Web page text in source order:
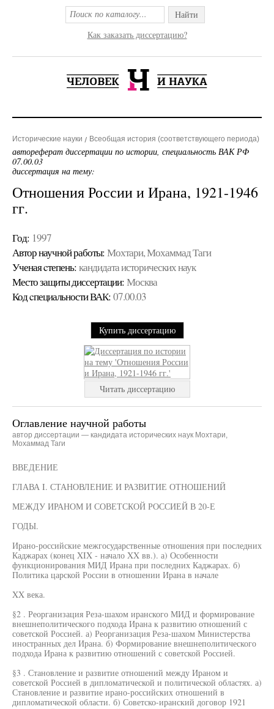
Найти
Как заказать диссертацию?
Исторические науки Всеобщая история (соответствующего периода)
автореферат диссертации по истории, специальность ВАК РФ
07.00.03
диссертация на тему:
Отношения России и Ирана, 1921-1946
гг.
Год: 1997
Автор научной работы: Мохтари, Мохаммад Таги
Ученая cтепень: кандидата исторических наук
Место защиты диссертации: Москва
Код cпециальности ВАК: 07.00.03
Купить диссертацию
Читать диссертацию
Оглавление научной работы
автор диссертации — кандидата исторических наук Мохтари,
Мохаммад Таги
ВВЕДЕНИЕ
ГЛАВА I. СТАНОВЛЕНИЕ И РАЗВИТИЕ ОТНОШЕНИЙ
МЕЖДУ ИРАНОМ И СОВЕТСКОЙ РОССИЕЙ В 20-Е
ГОДЫ.
Ирано-российские межгосударственные отношения при последних
Каджарах (конец XIX - начало XX вв.). а) Особенности
функционирования МИД Ирана при последних Каджарах. б)
Политика царской России в отношении Ирана в начале
XX века.
§2 . Реорганизация Реза-шахом иранского МИД и формирование
внешнеполитического подхода Ирана к развитию отношений с
советской Россией. а) Реорганизация Реза-шахом Министерства
иностранных дел Ирана. б) Формирование внешнеполитического
подхода Ирана к развитию отношений с советской Россией.
§3 . Становление и развитие отношений между Ираном и
советской Россией в дипломатической и политической областях. а)
Становление и развитие ирано-российских отношений в
дипломатической области. б) Советско-иранский договор 1921